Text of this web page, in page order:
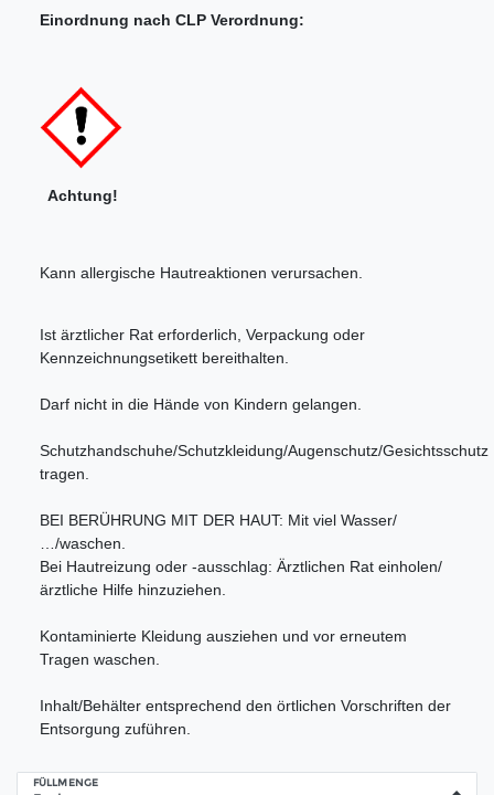
Einordnung nach CLP Verordnung:
Achtung!
Kann allergische Hautreaktionen verursachen.
Ist ärztlicher Rat erforderlich, Verpackung oder
Kennzeichnungsetikett bereithalten.
Darf nicht in die Hände von Kindern gelangen.
Schutzhandschuhe/Schutzkleidung/Augenschutz/Gesichtsschutz
tragen.
BEI BERÜHRUNG MIT DER HAUT: Mit viel Wasser/
…/waschen.
Bei Hautreizung oder -ausschlag: Ärztlichen Rat einholen/
ärztliche Hilfe hinzuziehen.
Kontaminierte Kleidung ausziehen und vor erneutem
Tragen waschen.
Inhalt/Behälter entsprechend den örtlichen Vorschriften der
Entsorgung zuführen.
FÜLLMENGE